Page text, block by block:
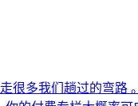
很多我们趟过的弯路